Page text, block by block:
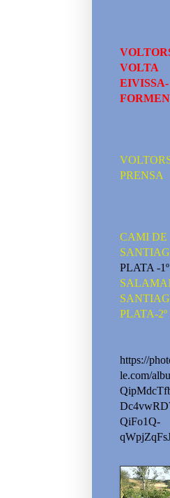
VOLTA
EIVISSA-
PRENSA
CAMI DE
PLATA -
PLATA-2º
https://
le.com/
QiFo1Q-